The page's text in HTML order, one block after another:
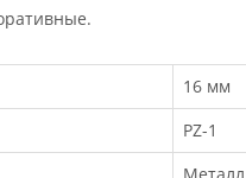
16 мм
PZ-1